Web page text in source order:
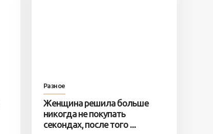
Разное
Женщина решила больше
никогда не покупать
секондах, после того ...